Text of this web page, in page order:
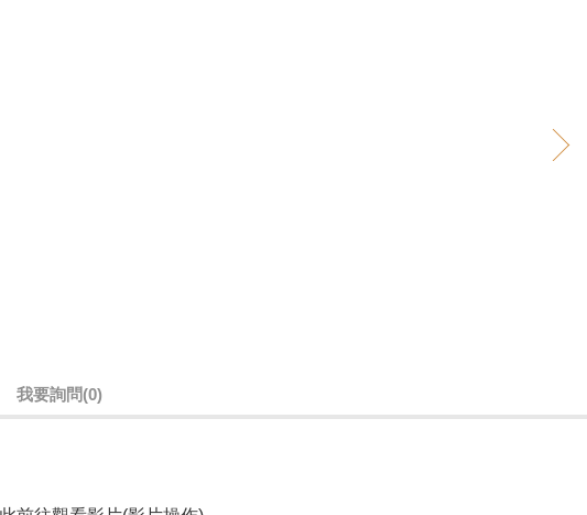
next
我要詢問(0)